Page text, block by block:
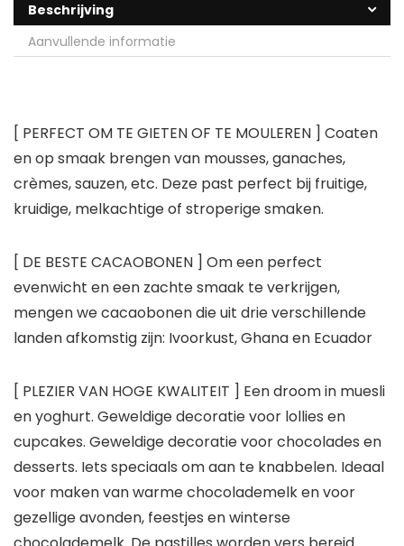
Beschrijving
Aanvullende informatie
[ PERFECT OM TE GIETEN OF TE MOULEREN ] Coaten
en op smaak brengen van mousses, ganaches,
crèmes, sauzen, etc. Deze past perfect bij fruitige,
kruidige, melkachtige of stroperige smaken.
[ DE BESTE CACAOBONEN ] Om een perfect
evenwicht en een zachte smaak te verkrijgen,
mengen we cacaobonen die uit drie verschillende
landen afkomstig zijn: Ivoorkust, Ghana en Ecuador
[ PLEZIER VAN HOGE KWALITEIT ] Een droom in muesli
en yoghurt. Geweldige decoratie voor lollies en
cupcakes. Geweldige decoratie voor chocolades en
desserts. Iets speciaals om aan te knabbelen. Ideaal
voor maken van warme chocolademelk en voor
gezellige avonden, feestjes en winterse